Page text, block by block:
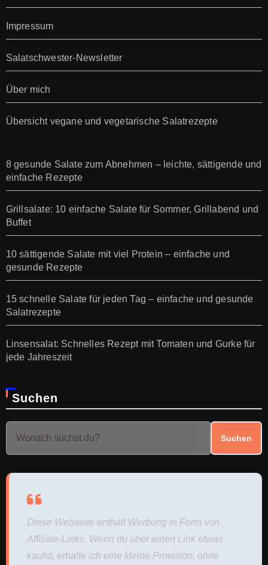
Impressum
Salatschwester-Newsletter
Über mich
Übersicht vegane und vegetarische Salatrezepte
8 gesunde Salate zum Abnehmen – leichte, sättigende und
einfache Rezepte
Grillsalate: 10 einfache Salate für Sommer, Grillabend und
Buffet
10 sättigende Salate mit viel Protein – einfache und
gesunde Rezepte
15 schnelle Salate für jeden Tag – einfache und gesunde
Salatrezepte
Linsensalat: Schnelles Rezept mit Tomaten und Gurke für
jede Jahreszeit
Suchen
Suchen
Diese Webseite enthält Werbung in Form von
Affiliate-Links. Wenn du über einen Link etwas
kaufst, erhalte ich eine kleine Provision, ohne